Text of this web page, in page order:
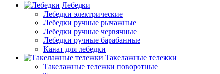
Лебедки
Лебедки электрические
Лебедки ручные рычажные
Лебедки ручные червячные
Лебедки ручные барабанные
Канат для лебедки
Такелажные тележки
Такелажные тележки поворотные